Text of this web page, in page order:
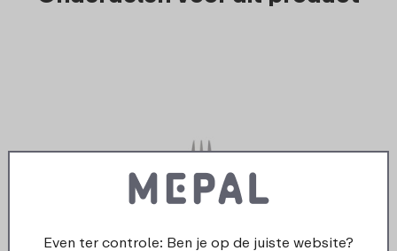
Even ter controle: Ben je op de juiste website?